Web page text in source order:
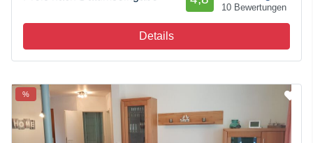
10 Bewertungen
Details
%